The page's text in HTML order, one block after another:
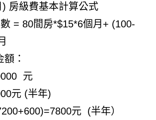
房級費基本計算公式
= 80間房*$15*6個月+ (100-
：
元
元 (半年)
元 (半年）